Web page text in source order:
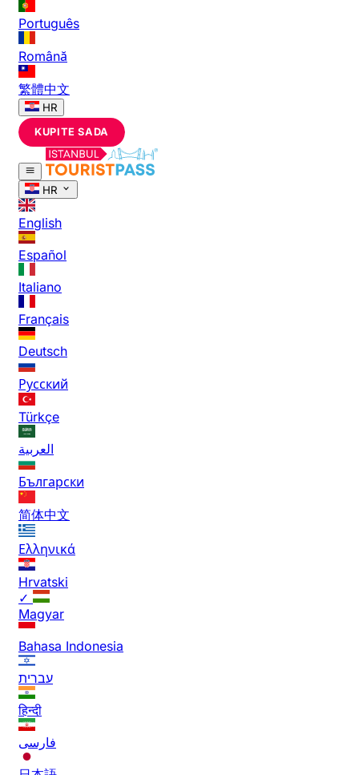
Português
Română
繁體中文
HR
KUPITE SADA
HR
English
Español
Italiano
Français
Deutsch
Русский
Türkçe
العربية
Български
简体中文
Ελληνικά
Hrvatski
✓
Magyar
Bahasa Indonesia
עברית
हिन्दी
فارسی